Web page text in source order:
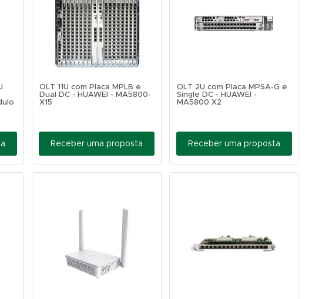
OLT 11U com Placa MPLB e
Dual DC - HUAWEI - MA5800-
X15
Receber uma proposta
OLT 2U com Placa MPSA-G e
Single DC - HUAWEI -
MA5800 X2
Receber uma proposta